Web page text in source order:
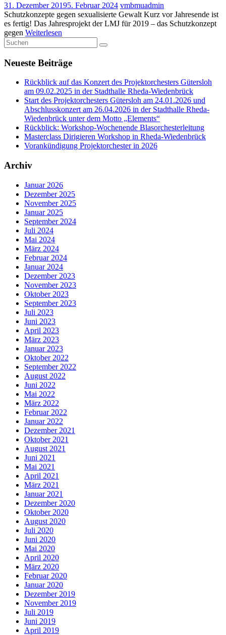
31. Dezember 20195. Februar 2024 vmbmuadmin
Schutzkonzepte gegen sexualisierte Gewalt Kurz vor Jahresende ist
es fertig! Das Jahresprojekt der LMJ für 2019 – das Schutzkonzept
gegen Weiterlesen
Neueste Beiträge
Rückblick auf das Konzert des Projektorchesters Gütersloh
am 09.02.2025 in der Stadthalle Rheda-Wiedenbrück
Start des Projektorchesters Gütersloh am 24.01.2026 und
Abschlusskonzert am 26.04.2026 in der Stadthalle Rheda-
Wiedenbrück unter dem Motto „Elements“
Rückblick: Workshop-Wochenende Blasorchesterleitung
Masterclass Dirigieren Workshop in Rheda-Wiedenbrück
Vorankündigung Projektorchester in 2026
Archiv
Januar 2026
Dezember 2025
November 2025
Januar 2025
September 2024
Juli 2024
Mai 2024
März 2024
Februar 2024
Januar 2024
Dezember 2023
November 2023
Oktober 2023
September 2023
Juli 2023
Juni 2023
April 2023
März 2023
Januar 2023
Oktober 2022
September 2022
August 2022
Juni 2022
Mai 2022
März 2022
Februar 2022
Januar 2022
Dezember 2021
Oktober 2021
August 2021
Juni 2021
Mai 2021
April 2021
März 2021
Januar 2021
Dezember 2020
Oktober 2020
August 2020
Juli 2020
Juni 2020
Mai 2020
April 2020
März 2020
Februar 2020
Januar 2020
Dezember 2019
November 2019
Juli 2019
Juni 2019
April 2019